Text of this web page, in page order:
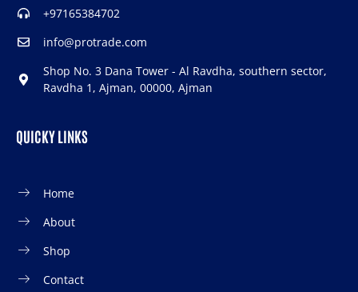
+97165384702
info@protrade.com
Shop No. 3 Dana Tower - Al Ravdha, southern sector,
Ravdha 1, Ajman, 00000, Ajman
QUICKY LINKS
Home
About
Shop
Contact